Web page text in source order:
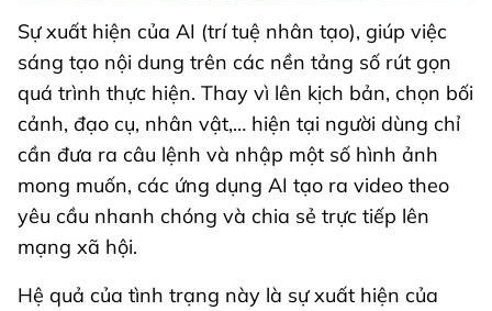
Sự xuất hiện của AI (trí tuệ nhân tạo), giúp việc
sáng tạo nội dung trên các nền tảng số rút gọn
quá trình thực hiện. Thay vì lên kịch bản, chọn bối
cảnh, đạo cụ, nhân vật,… hiện tại người dùng chỉ
cần đưa ra câu lệnh và nhập một số hình ảnh
mong muốn, các ứng dụng AI tạo ra video theo
yêu cầu nhanh chóng và chia sẻ trực tiếp lên
mạng xã hội.
Hệ quả của tình trạng này là sự xuất hiện của